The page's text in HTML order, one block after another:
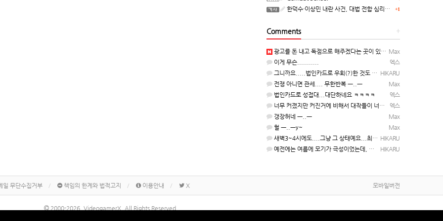
+1
한덕수·이상민 내란 사건, 대법 전합 심리…"역사적 사법평가"(종합)
+
Comments
Max
광고를 돈 내고 독점으로 해주겠다는 곳이 있을정도인거 보면 어마어마한 게임은 맞는듯 ㅡ..ㅡ... 여태까지 …
엑스
이게 무슨...........
HIKARU
그니까요.....법인카드로 우회(?)한 것도 아니고, 대놓고...ㅋ ㅋ)
Max
전쟁 아니면 관세.... 무한반복 ㅡ..ㅡ
엑스
법인카드로 성접대...대단하네요 ㅋㅋㅋㅋ
엑스
너무 커졌지만 커진거에 비해서 대작들이 너무 줄었죠.........
Max
갱장허네 ㅡ..ㅡ
Max
헐 ㅡ..ㅡy~
HIKARU
새벽3~4시에도....그냥 그 상태예요...최근 1주일은....
HIKARU
예전에는 여름에 모기가 극성이었는데, 여름에는 안나오는 것 같은.....ㅎ ㅎ)
일 무단수집거부 책임의 한계와 법적고지 이용안내 X 모바일버전
2000-2026, VideogamerX. All Rights Reserved.